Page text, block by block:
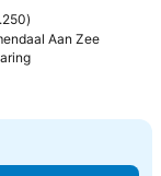
Aan Zee